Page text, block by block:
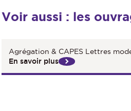
Voir aussi : les
Agrégation & CAPES Lettres
En savoir plus